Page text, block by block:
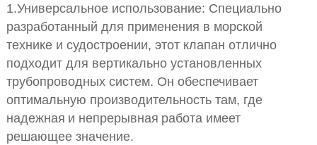
1.Универсальное использование: Специально
разработанный для применения в морской
технике и судостроении, этот клапан отлично
подходит для вертикально установленных
трубопроводных систем. Он обеспечивает
оптимальную производительность там, где
надежная и непрерывная работа имеет
решающее значение.